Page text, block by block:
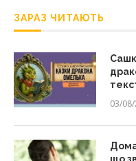
ЗАРАЗ ЧИТАЮТЬ
03/